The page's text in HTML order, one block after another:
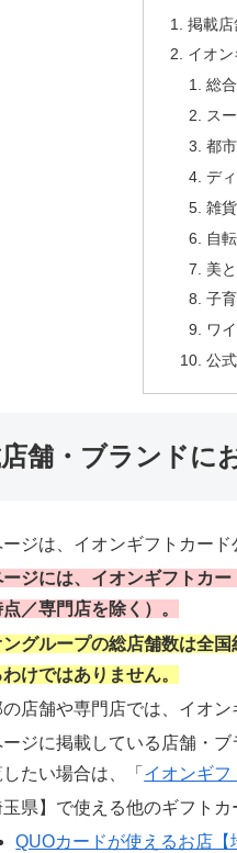
掲載
イオン
総
ス
都
デ
雑
自
美
子
ワ
公
舗・ブランドに
ジは、イオンギフトカード
ージには、イオンギフトカ
点／専門店を除く）。
ングループの総店舗数は全
わけではありません。
店舗や専門店では、イオン
ジに掲載している店舗・
たい場合は、「 イオンギフ
玉県】で使える他のギフト
QUOカードが使えるお店【